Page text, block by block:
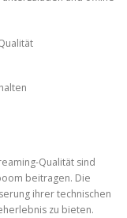
Qualität sind
beitragen. Die
ihrer technischen
zu bieten.